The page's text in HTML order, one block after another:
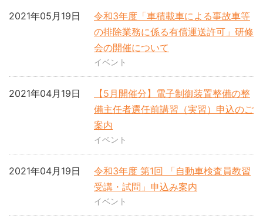
令和3年度「車積載車による事故車等
の排除業務に係る有償運送許可」研修
会の開催について
2021年05月19日
イベント
【5月開催分】電子制御装置整備の整
備主任者選任前講習（実習）申込のご
案内
2021年04月19日
イベント
令和3年度 第1回 「自動車検査員教習
受講・試問」申込み案内
2021年04月19日
イベント